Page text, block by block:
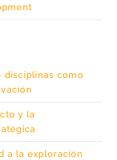
disciplinas como
y la
a la exploración